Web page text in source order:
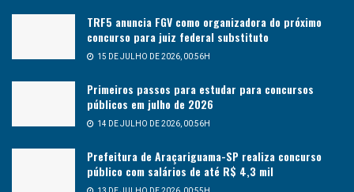
TRF5 anuncia FGV como organizadora do próximo
concurso para juiz federal substituto
15 DE JULHO DE 2026, 00:56H
Primeiros passos para estudar para concursos
públicos em julho de 2026
14 DE JULHO DE 2026, 00:56H
Prefeitura de Araçariguama-SP realiza concurso
público com salários de até R$ 4,3 mil